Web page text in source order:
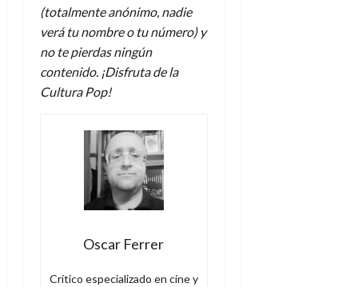
(totalmente anónimo, nadie
verá tu nombre o tu número) y
no te pierdas ningún
contenido. ¡Disfruta de la
Cultura Pop!
Oscar Ferrer
Crítico especializado en cine y